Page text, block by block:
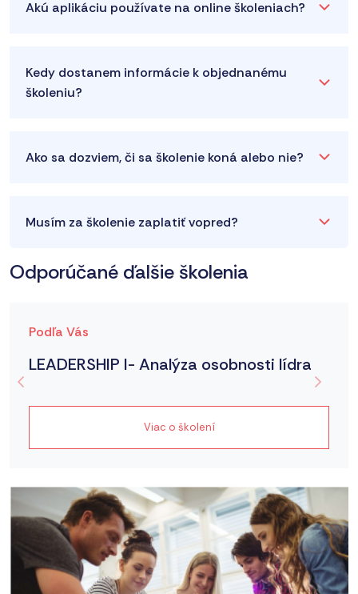
Akú aplikáciu používate na online školeniach?
Kedy dostanem informácie k objednanému
školeniu?
Ako sa dozviem, či sa školenie koná alebo nie?
Musím za školenie zaplatiť vopred?
Odporúčané ďalšie školenia
Podľa Vás
LEADERSHIP I- Analýza osobnosti lídra
Viac o školení